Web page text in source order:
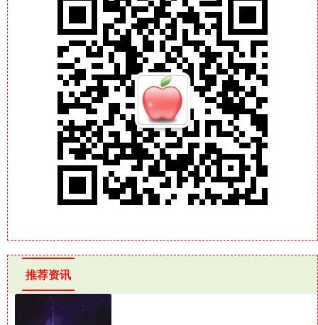
推荐资讯